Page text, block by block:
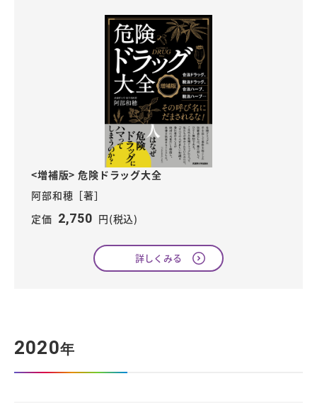
<増補版> 危険ドラッグ大全
阿部和穂［著］
定価 2,750 円(税込)
詳しくみる
2020年